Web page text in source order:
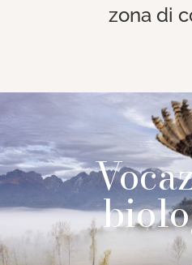
zona di